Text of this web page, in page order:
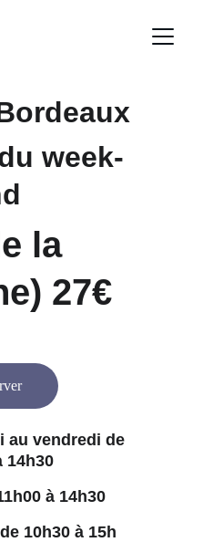
au vendredi de
14h30
à 14h30
10h30 à 15h
week-
la
27€